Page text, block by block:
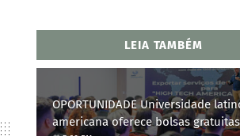
LEIA TAMBÉM
OPORTUNIDADE Universidade
americana oferece bolsas